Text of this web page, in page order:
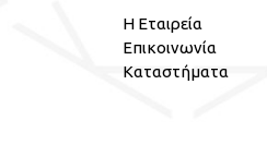
Η Εταιρεία
Επικοινωνία
Καταστήματα